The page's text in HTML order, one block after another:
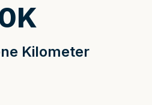
Kilometer
K